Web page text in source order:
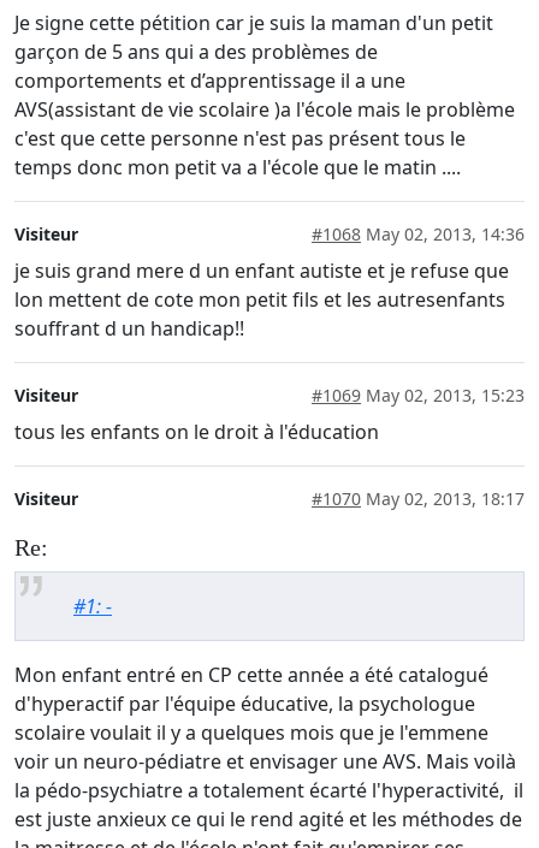
Je signe cette pétition car je suis la maman d'un petit
garçon de 5 ans qui a des problèmes de
comportements et d’apprentissage il a une
AVS(assistant de vie scolaire )a l'école mais le problème
c'est que cette personne n'est pas présent tous le
temps donc mon petit va a l'école que le matin ....
Visiteur #1068 May 02, 2013, 14:36
je suis grand mere d un enfant autiste et je refuse que
lon mettent de cote mon petit fils et les autresenfants
souffrant d un handicap!!
Visiteur #1069 May 02, 2013, 15:23
tous les enfants on le droit à l'éducation
Visiteur #1070 May 02, 2013, 18:17
Re:
#1: -
Mon enfant entré en CP cette année a été catalogué
d'hyperactif par l'équipe éducative, la psychologue
scolaire voulait il y a quelques mois que je l'emmene
voir un neuro-pédiatre et envisager une AVS. Mais voilà
la pédo-psychiatre a totalement écarté l'hyperactivité, il
est juste anxieux ce qui le rend agité et les méthodes de